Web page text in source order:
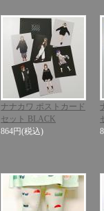
ナナカワ ポストカード
セット BLACK
864円(税込)